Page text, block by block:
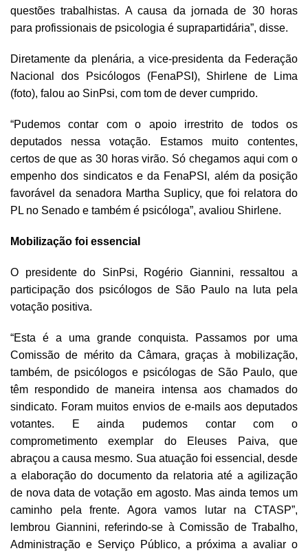
questões trabalhistas. A causa da jornada de 30 horas
para profissionais de psicologia é suprapartidária”, disse.
Diretamente da plenária, a vice-presidenta da Federação
Nacional dos Psicólogos (FenaPSI), Shirlene de Lima
(foto), falou ao SinPsi, com tom de dever cumprido.
“Pudemos contar com o apoio irrestrito de todos os
deputados nessa votação. Estamos muito contentes,
certos de que as 30 horas virão. Só chegamos aqui com o
empenho dos sindicatos e da FenaPSI, além da posição
favorável da senadora Martha Suplicy, que foi relatora do
PL no Senado e também é psicóloga”, avaliou Shirlene.
Mobilização foi essencial
O presidente do SinPsi, Rogério Giannini, ressaltou a
participação dos psicólogos de São Paulo na luta pela
votação positiva.
“Esta é a uma grande conquista. Passamos por uma
Comissão de mérito da Câmara, graças à mobilização,
também, de psicólogos e psicólogas de São Paulo, que
têm respondido de maneira intensa aos chamados do
sindicato. Foram muitos envios de e-mails aos deputados
votantes. E ainda pudemos contar com o
comprometimento exemplar do Eleuses Paiva, que
abraçou a causa mesmo. Sua atuação foi essencial, desde
a elaboração do documento da relatoria até a agilização
de nova data de votação em agosto. Mas ainda temos um
caminho pela frente. Agora vamos lutar na CTASP”,
lembrou Giannini, referindo-se à Comissão de Trabalho,
Administração e Serviço Público, a próxima a avaliar o